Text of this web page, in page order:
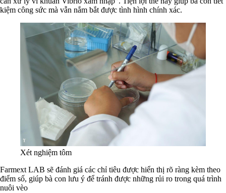
kiệm công sức mà vẫn nắm bắt được tình hình chính xác.
Xét nghiệm tôm
Farmext LAB sẽ đánh giá các chỉ tiêu được hiển thị rõ ràng kèm theo
điểm số, giúp bà con lưu ý để tránh được những rủi ro trong quá trình
nuôi vèo